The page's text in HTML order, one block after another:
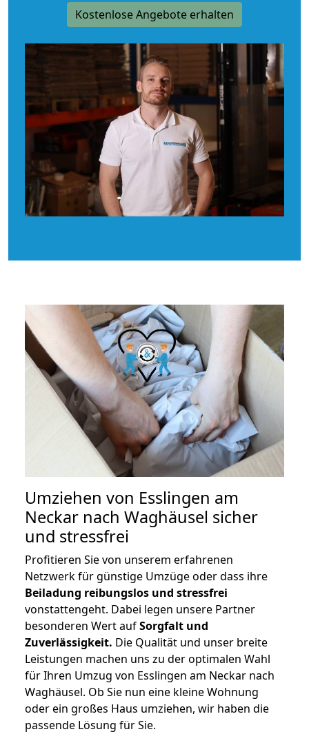
Kostenlose Angebote erhalten
Umziehen von Esslingen am
Neckar nach Waghäusel sicher
und stressfrei
Profitieren Sie von unserem erfahrenen
Netzwerk für günstige Umzüge oder dass ihre
Beiladung reibungslos und stressfrei
vonstattengeht. Dabei legen unsere Partner
besonderen Wert aufSorgfalt und
Zuverlässigkeit. Die Qualität und unser breite
Leistungen machen uns zu der optimalen Wahl
für Ihren Umzug von Esslingen am Neckar nach
Waghäusel. Ob Sie nun eine kleine Wohnung
oder ein großes Haus umziehen, wir haben die
passende Lösung für Sie.